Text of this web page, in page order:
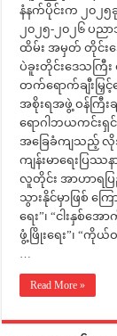
နံနက်ပိုင်းက ၂၀၂၅
၂၀၂၅-၂၀၂၆ ပည
ထိမ်း အမှတ် တိုင်းဒ
ပဲခူးတိုင်းဒေသကြီး
တက်ရောက်ချီးမြှ
အစိုးရအဖွဲ့ ဝန်ကြီး
ရောဂါဘယကင်း
အခြေခံကျသည့် လို
ကျန်းမာရေးပြဿန
လူတိုင်း အာဟာရ
သွားနိုင်မှာဖြစ် က
ရေး”၊ “ငါးနှစ်အ
ဖွံ့ဖြိုးရေး”၊ “ကိုယ်
…
Read More »